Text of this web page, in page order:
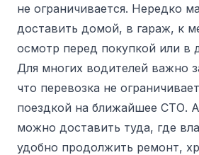
не ограничивается. Нередко
доставить домой, в гараж, к
осмотр перед покупкой или в
Для многих водителей важно
что перевозка не
поездкой на ближайшее СТО.
можно доставить туда, где
удобно продолжить ремонт,